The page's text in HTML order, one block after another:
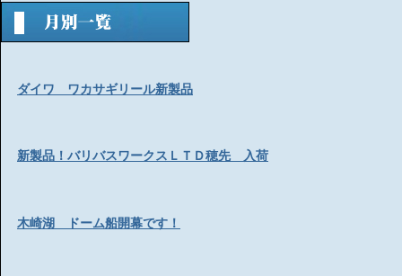
ダイワ ワカサギリール新製品
新製品！バリバスワークスＬＴＤ穂先 入荷
木崎湖 ドーム船開幕です！